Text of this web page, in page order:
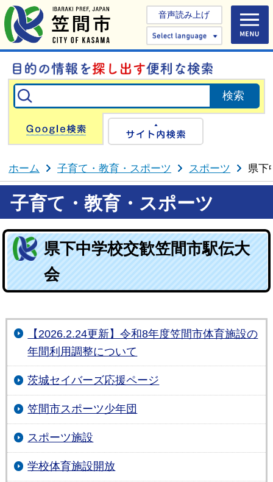
音声読み上げ
Select
Google検索
ホーム 子育て・教育・スポーツ スポーツ 県下
子育て・教育・スポーツ
県下中学校交歓笠間市駅伝大
会
【2026.2.24更新】令和8年度笠間市体育施設の
年間利用調整について
茨城セイバーズ応援ページ
笠間市スポーツ少年団
スポーツ施設
学校体育施設開放